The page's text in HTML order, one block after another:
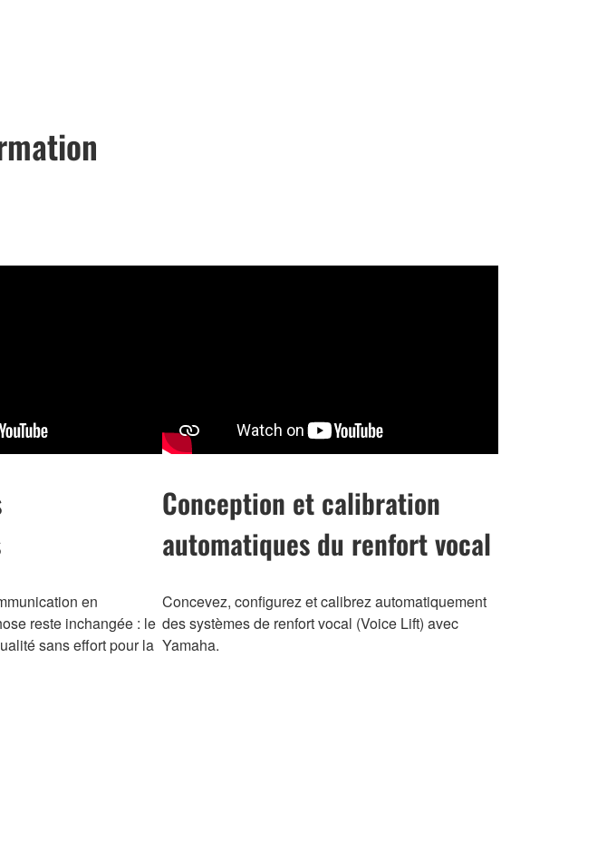
en
reste inchangée : le
sans effort pour la
Conception et calibration
automatiques du renfort vocal
Concevez, configurez et calibrez automatiquement
des systèmes de renfort vocal (Voice Lift) avec
Yamaha.